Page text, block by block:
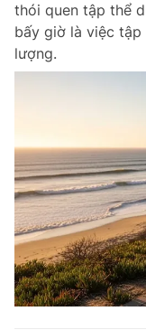
thói quen tập thể
bấy giờ là việc tập
lượng.